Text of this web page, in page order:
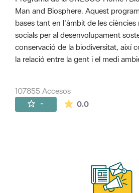
Man and Biosphere. Aquest
bases tant en l'àmbit de les
socials per al desenvolupament
conservació de la biodiversitat, així
la relació entre la gent i el medi
107855 Accesos
- 0.0La valoración